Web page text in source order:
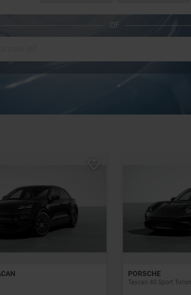
OF
PORSCHE
Taycan 4S Sport